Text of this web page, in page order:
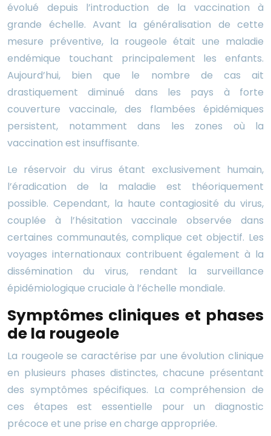
évolué depuis l’introduction de la vaccination à
grande échelle. Avant la généralisation de cette
mesure préventive, la rougeole était une maladie
endémique touchant principalement les enfants.
Aujourd’hui, bien que le nombre de cas ait
drastiquement diminué dans les pays à forte
couverture vaccinale, des flambées épidémiques
persistent, notamment dans les zones où la
vaccination est insuffisante.
Le réservoir du virus étant exclusivement humain,
l’éradication de la maladie est théoriquement
possible. Cependant, la haute contagiosité du virus,
couplée à l’hésitation vaccinale observée dans
certaines communautés, complique cet objectif. Les
voyages internationaux contribuent également à la
dissémination du virus, rendant la surveillance
épidémiologique cruciale à l’échelle mondiale.
Symptômes cliniques et phases
de la rougeole
La rougeole se caractérise par une évolution clinique
en plusieurs phases distinctes, chacune présentant
des symptômes spécifiques. La compréhension de
ces étapes est essentielle pour un diagnostic
précoce et une prise en charge appropriée.